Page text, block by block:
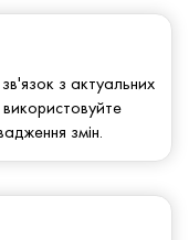
з актуальних
змін.